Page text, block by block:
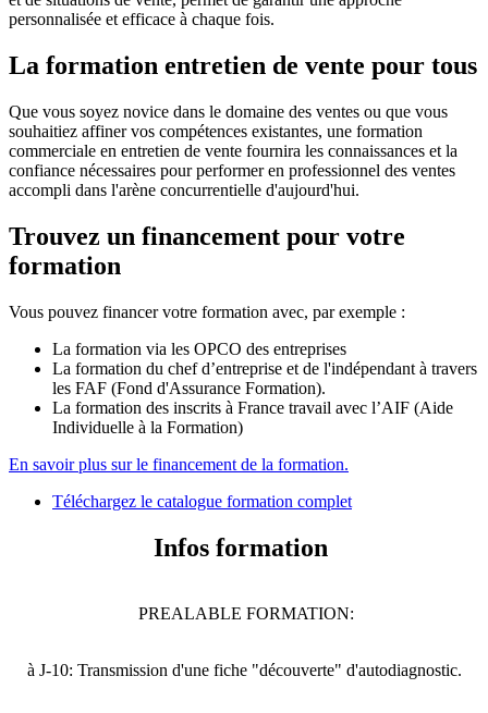
personnalisée et efficace à chaque fois.
La formation entretien de vente pour tous
Que vous soyez novice dans le domaine des ventes ou que vous
souhaitiez affiner vos compétences existantes, une formation
commerciale en entretien de vente fournira les connaissances et la
confiance nécessaires pour performer en professionnel des ventes
accompli dans l'arène concurrentielle d'aujourd'hui.
Trouvez un financement pour votre
formation
Vous pouvez financer votre formation avec, par exemple :
La formation via les OPCO des entreprises
La formation du chef d’entreprise et de l'indépendant à travers
les FAF (Fond d'Assurance Formation).
La formation des inscrits à France travail avec l’AIF (Aide
Individuelle à la Formation)
En savoir plus sur le financement de la formation.
Téléchargez le catalogue formation complet
Infos formation
PREALABLE FORMATION:
à J-10: Transmission d'une fiche "découverte" d'autodiagnostic.